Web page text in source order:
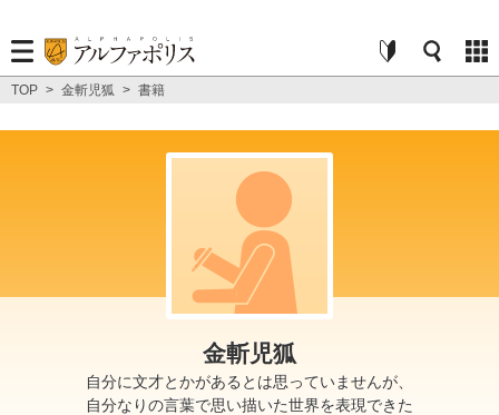
TOP > 金斬児狐 > 書籍
金斬児狐
自分に文才とかがあるとは思っていませんが、
自分なりの言葉で思い描いた世界を表現できた